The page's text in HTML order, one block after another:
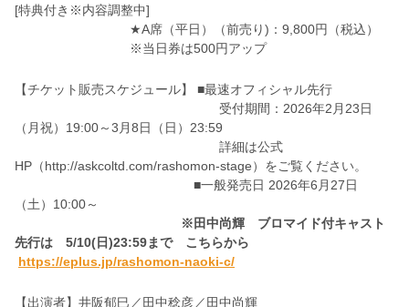
[特典付き※内容調整中]
★A席（平日）（前売り)：9,800円（税込）
※当日券は500円アップ
【チケット販売スケジュール】 ■最速オフィシャル先行
受付期間：2026年2月23日
（月祝）19:00～3月8日（日）23:59
詳細は公式
HP（http://askcoltd.com/rashomon-stage）をご覧ください。
■一般発売日 2026年6月27日
（土）10:00～
※田中尚輝 ブロマイド付キャスト
先行は 5/10(日)23:59まで こちらから
https://eplus.jp/rashomon-naoki-c/
【出演者】井阪郁巳／田中稔彦／田中尚輝